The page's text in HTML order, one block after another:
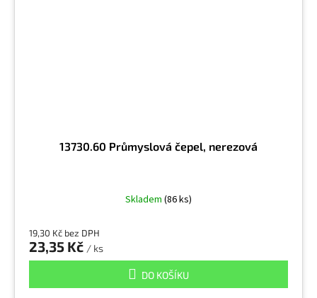
13730.60 Průmyslová čepel, nerezová
Skladem (86 ks)
19,30 Kč bez DPH
23,35 Kč / ks
DO KOŠÍKU